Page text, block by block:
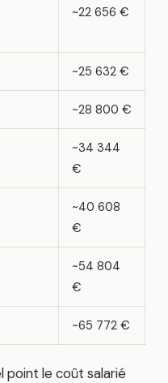
~22 656 €
~25 632 €
~28 800 €
~34 344
€
~40 608
€
~54 804
€
~65 772 €
point le coût salarié